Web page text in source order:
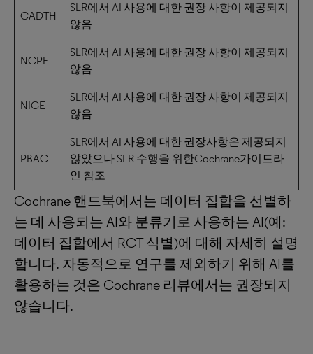
CADTH
SLR에서 AI 사용에 대한 권장 사항이 제공되지
않음
NCPE
SLR에서 AI 사용에 대한 권장 사항이 제공되지
않음
NICE
SLR에서 AI 사용에 대한 권장 사항이 제공되지
않음
PBAC
SLR에서 AI 사용에 대한 권장사항은 제공되지
않았으나 SLR 수행을 위한Cochrane가이드라
인 참조
Cochrane 핸드북에서는 데이터 집합을 선별하
는 데 사용되는 AI와 분류기로 사용하는 AI(예:
데이터 집합에서 RCT 식별)에 대해 자세히 설명
합니다. 자동적으로 연구를 제외하기 위해 AI를
활용하는 것은 Cochrane 리뷰에서는 권장되지
않습니다.